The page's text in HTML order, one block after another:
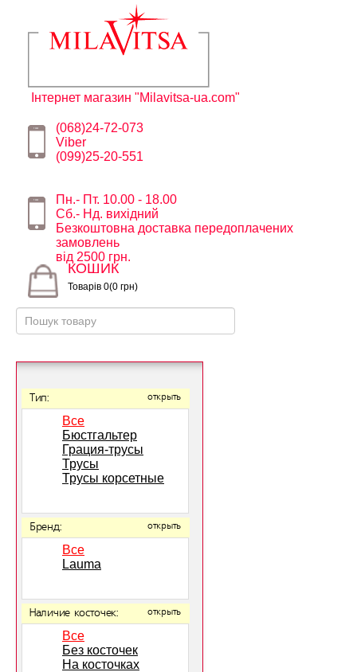
Інтернет магазин "Milavitsa-ua.com"
(068)24-72-073
Viber
(099)25-20-551
Пн.- Пт. 10.00 - 18.00
Сб.- Нд. вихідний
Безкоштовна доставка передоплачених
замовлень
від 2500 грн.
КОШИК
Товарів 0(0 грн)
Тип: открыть
Все
Бюстгальтер
Грация-трусы
Трусы
Трусы корсетные
Бренд: открыть
Все
Lauma
Наличие косточек: открыть
Все
Без косточек
На косточках